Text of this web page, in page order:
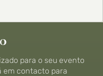
para o seu evento
em contacto para